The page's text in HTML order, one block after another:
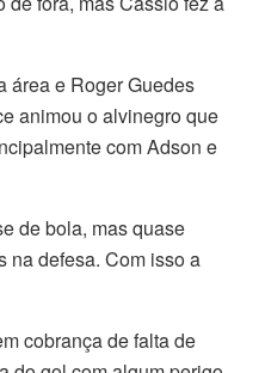
área e Roger Guedes
animou o alvinegro que
com Adson e
de bola, mas quase
na defesa. Com isso a
cobrança de falta de